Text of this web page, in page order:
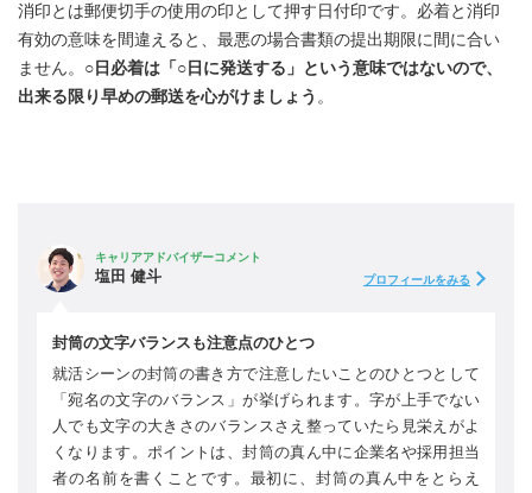
消印とは郵便切手の使用の印として押す日付印です。必着と消印
有効の意味を間違えると、最悪の場合書類の提出期限に間に合い
ません。 ○日必着は「○日に発送する」という意味ではないので、
出来る限り早めの郵送を心がけましょう 。
キャリアアドバイザーコメント
塩田 健斗 プロフィールをみる
封筒の文字バランスも注意点のひとつ
就活シーンの封筒の書き方で注意したいことのひとつとして
「宛名の文字のバランス」が挙げられます。字が上手でない
人でも文字の大きさのバランスさえ整っていたら見栄えがよ
くなります。ポイントは、封筒の真ん中に企業名や採用担当
者の名前を書くことです。最初に、封筒の真ん中をとらえ